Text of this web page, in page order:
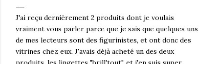
J'ai reçu dernièrement 2 produits dont je voulais
vraiment vous parler parce que je sais que quelques uns
de mes lecteurs sont des figurinistes, et ont donc des
vitrines chez eux. J'avais déjà acheté un des deux